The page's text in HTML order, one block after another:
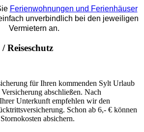
Ferienwohnungen und Ferienhäuser
unverbindlich bei den jeweiligen
Vermietern an.
Reiseschutz
für Ihren kommenden Sylt Urlaub
abschließen. Nach
Unterkunft empfehlen wir den
Schon ab 6,- € können
absichern.